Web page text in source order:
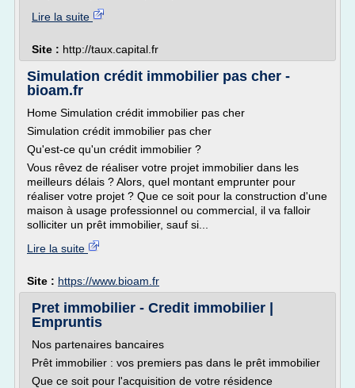
Lire la suite
Site : http://taux.capital.fr
Simulation crédit immobilier pas cher -
bioam.fr
Home Simulation crédit immobilier pas cher
Simulation crédit immobilier pas cher
Qu'est-ce qu'un crédit immobilier ?
Vous rêvez de réaliser votre projet immobilier dans les
meilleurs délais ? Alors, quel montant emprunter pour
réaliser votre projet ? Que ce soit pour la construction d'une
maison à usage professionnel ou commercial, il va falloir
solliciter un prêt immobilier, sauf si...
Lire la suite
Site : https://www.bioam.fr
Pret immobilier - Credit immobilier |
Empruntis
Nos partenaires bancaires
Prêt immobilier : vos premiers pas dans le prêt immobilier
Que ce soit pour l'acquisition de votre résidence